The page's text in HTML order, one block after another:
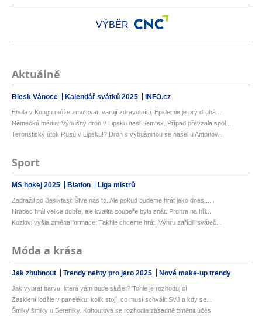
VÝBĚR
Aktuálně
Blesk Vánoce Kalendář svátků 2025 INFO.cz
Ebola v Kongu může zmutovat, varují zdravotníci. Epidemie je prý druhá...
Německá média: Výbušný dron v Lipsku nesl Semtex. Případ převzala spol...
Teroristický útok Rusů v Lipsku!? Dron s výbušninou se našel u Antonov...
Sport
MS hokej 2025 Biatlon Liga mistrů
Zadražil po Besiktasi: Štve nás to. Ale pokud budeme hrát jako dnes......
Hradec hrál velice dobře, ale kvalita soupeře byla znát. Prohra na hři...
Kozlovi vyšla změna formace: Takhle chceme hrát! Výhru zařídili sváteč...
Móda a krása
Jak zhubnout Trendy nehty pro jaro 2025 Nové make-up trendy
Jak vybrat barvu, která vám bude slušet? Tohle je rozhodující
Zasklení lodžie v paneláku: kolik stojí, co musí schválit SVJ a kdy se...
Šmiky šmiky u Bereniky. Kohoutová se rozhodla zásadně změnit účes